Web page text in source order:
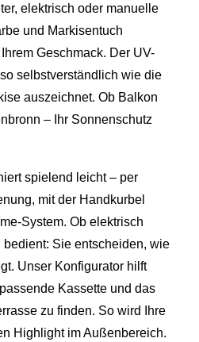
elektrisch oder manuelle
und Markisentuch
Geschmack. Der UV-
selbstverständlich wie die
auszeichnet. Ob Balkon
– Ihr Sonnenschutz
spielend leicht – per
mit der Handkurbel
System. Ob elektrisch
Sie entscheiden, wie
Unser Konfigurator hilft
Kassette und das
zu finden. So wird Ihre
Highlight im Außenbereich.